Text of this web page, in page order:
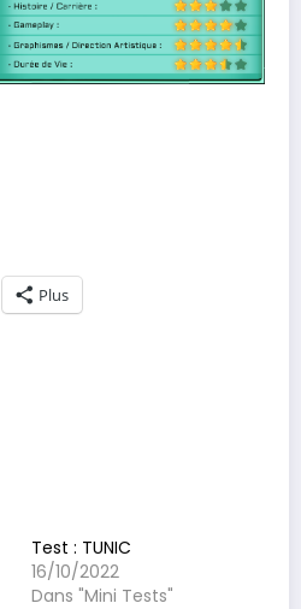
Plus
Test : TUNIC
16/10/2022
Dans "Mini Tests"